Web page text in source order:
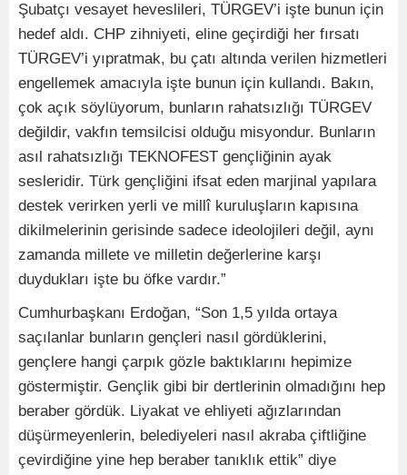
Şubatçı vesayet heveslileri, TÜRGEV’i işte bunun için
hedef aldı. CHP zihniyeti, eline geçirdiği her fırsatı
TÜRGEV’i yıpratmak, bu çatı altında verilen hizmetleri
engellemek amacıyla işte bunun için kullandı. Bakın,
çok açık söylüyorum, bunların rahatsızlığı TÜRGEV
değildir, vakfın temsilcisi olduğu misyondur. Bunların
asıl rahatsızlığı TEKNOFEST gençliğinin ayak
sesleridir. Türk gençliğini ifsat eden marjinal yapılara
destek verirken yerli ve millî kuruluşların kapısına
dikilmelerinin gerisinde sadece ideolojileri değil, aynı
zamanda millete ve milletin değerlerine karşı
duydukları işte bu öfke vardır.”
Cumhurbaşkanı Erdoğan, “Son 1,5 yılda ortaya
saçılanlar bunların gençleri nasıl gördüklerini,
gençlere hangi çarpık gözle baktıklarını hepimize
göstermiştir. Gençlik gibi bir dertlerinin olmadığını hep
beraber gördük. Liyakat ve ehliyeti ağızlarından
düşürmeyenlerin, belediyeleri nasıl akraba çiftliğine
çevirdiğine yine hep beraber tanıklık ettik” diye